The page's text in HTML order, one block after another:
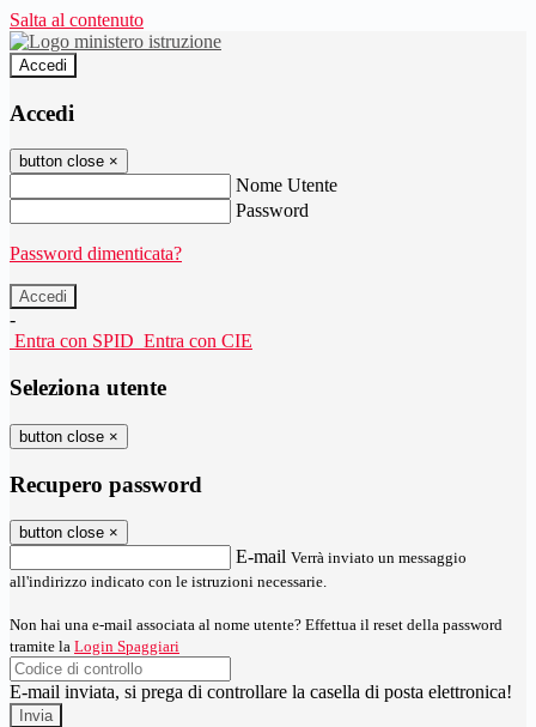
Salta al contenuto
Accedi
Accedi
button close ×
Nome Utente
Password
Password dimenticata?
-
Entra con SPID Entra con CIE
Seleziona utente
button close ×
Recupero password
button close ×
E-mail Verrà inviato un messaggio
all'indirizzo indicato con le istruzioni necessarie.
Non hai una e-mail associata al nome utente? Effettua il reset della password
tramite la Login Spaggiari
E-mail inviata, si prega di controllare la casella di posta elettronica!